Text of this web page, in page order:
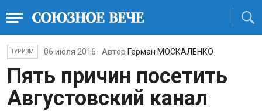
ТУРИЗМ 06 июля 2016 Автор Герман МОСКАЛЕНКО
Пять причин посетить
Августовский канал